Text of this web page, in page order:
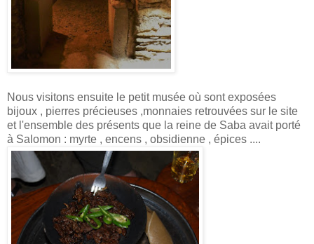
Nous visitons ensuite le petit musée où sont exposées
bijoux , pierres précieuses ,monnaies retrouvées sur le site
et l'ensemble des présents que la reine de Saba avait porté
à Salomon : myrte , encens , obsidienne , épices ....